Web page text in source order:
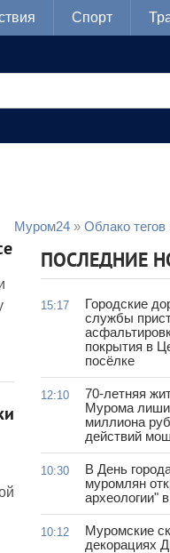
Спорт
Муром24 » Облако тегов
ПОСЛЕДНИЕ
15:17
Городские
службы
покрытия в
посёлке
12:10
70-летняя
Мурома
миллиона
действий
10:30
В День
муромлян
археологии"
10:12
Муромские
декорациях